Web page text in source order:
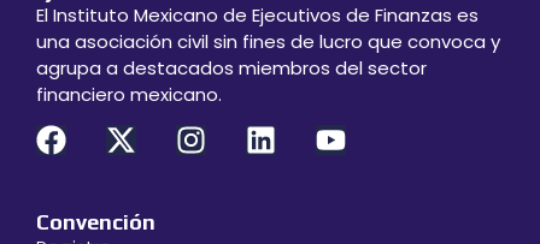
El Instituto Mexicano de Ejecutivos de Finanzas es
una asociación civil sin fines de lucro que convoca y
agrupa a destacados miembros del sector
financiero mexicano.
Convención